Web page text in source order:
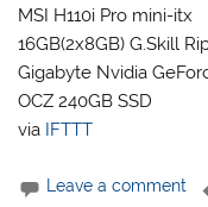
MSI H110i Pro mini-itx
16GB(2x8GB) G.Skill
Gigabyte Nvidia
OCZ 240GB SSD
via IFTTT
Leave a comment